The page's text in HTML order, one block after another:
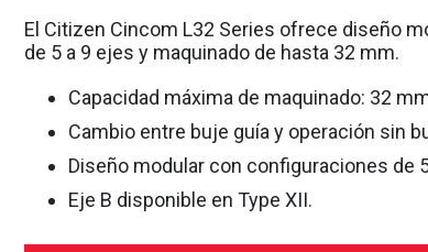
El Citizen Cincom L32 Series ofrece diseño
de 5 a 9 ejes y maquinado de hasta 32 mm.
Capacidad máxima de maquinado: 32
Cambio entre buje guía y operación sin
Diseño modular con configuraciones de
Eje B disponible en Type XII.